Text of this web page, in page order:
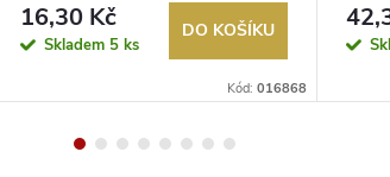
16,30 Kč
Skladem 5 ks
DO KOŠÍKU
Kód: 016868